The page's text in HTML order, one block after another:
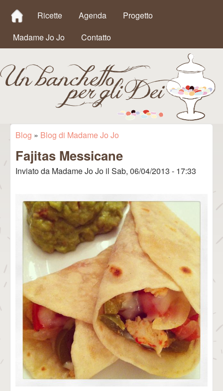
MAIN MENU
Ricette Agenda
Progetto
Madame Jo Jo
Contatto
Un
Banchetto
per gli Dei
Tu sei qui
Blog » Blog di Madame Jo Jo
Fajitas Messicane
Inviato da Madame Jo Jo il Sab, 06/04/2013 - 17:33